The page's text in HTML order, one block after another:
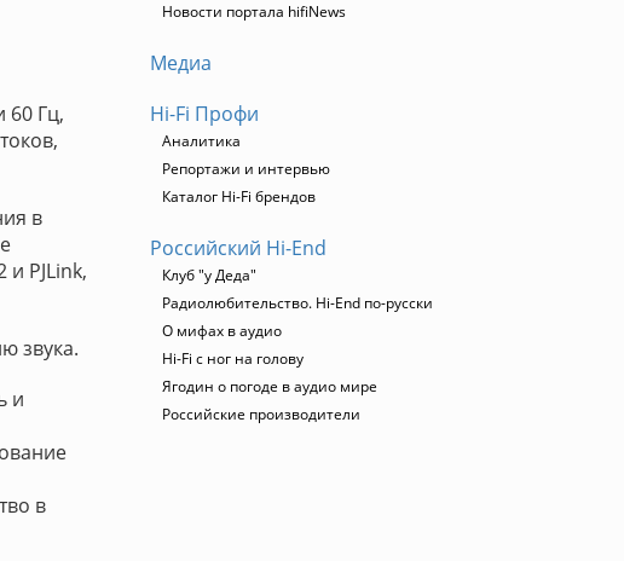
60 Гц,
в
PJLink,
звука.
и
в
Новости портала hifiNews
Медиа
Hi-Fi Профи
Аналитика
Репортажи и интервью
Каталог Hi-Fi брендов
Российский Hi-End
Клуб "у Деда"
Радиолюбительство. Hi-End по-русски
О мифах в аудио
Hi-Fi с ног на голову
Ягодин о погоде в аудио мире
Российские производители